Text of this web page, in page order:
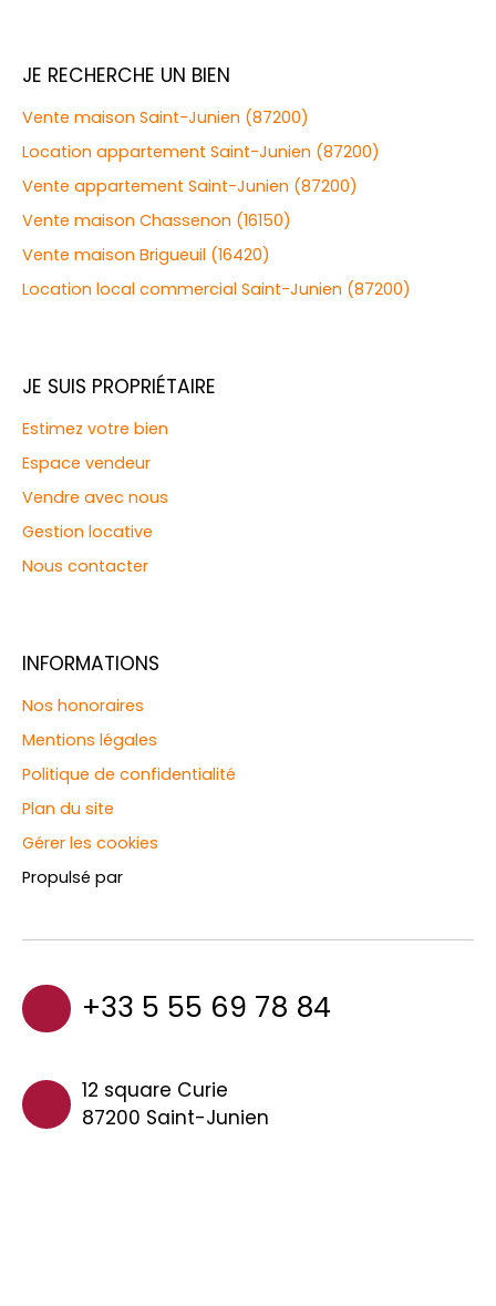
JE RECHERCHE UN BIEN
Vente maison Saint-Junien (87200)
Location appartement Saint-Junien (87200)
Vente appartement Saint-Junien (87200)
Vente maison Chassenon (16150)
Vente maison Brigueuil (16420)
Location local commercial Saint-Junien (87200)
JE SUIS PROPRIÉTAIRE
Estimez votre bien
Espace vendeur
Vendre avec nous
Gestion locative
Nous contacter
INFORMATIONS
Nos honoraires
Mentions légales
Politique de confidentialité
Plan du site
Gérer les cookies
Propulsé par
+33 5 55 69 78 84
12 square Curie
87200 Saint-Junien